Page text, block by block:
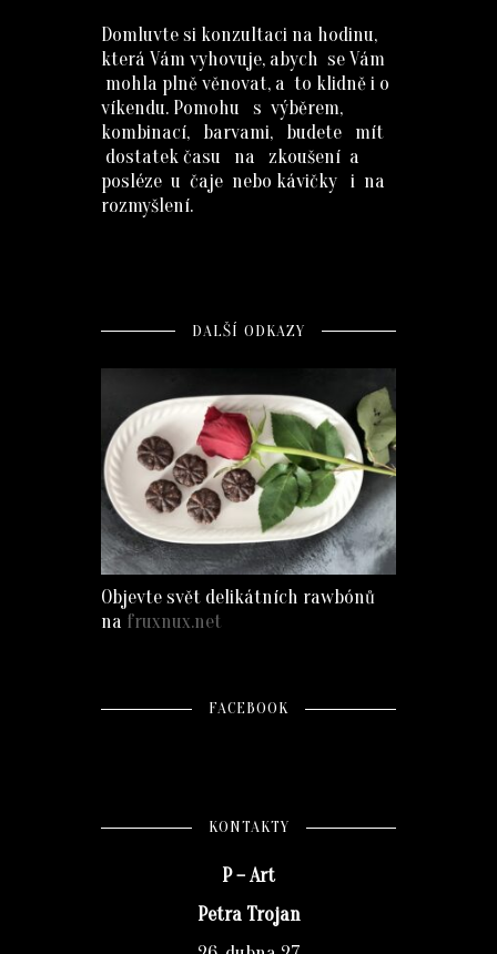
Domluvte si konzultaci na hodinu,
která Vám vyhovuje, abych se Vám
mohla plně věnovat, a to klidně i o
víkendu. Pomohu s výběrem,
kombinací, barvami, budete mít
dostatek času na zkoušení a
posléze u čaje nebo kávičky i na
rozmyšlení.
DALŠÍ ODKAZY
Objevte svět delikátních rawbónů
na fruxnux.net
FACEBOOK
KONTAKTY
P – Art
Petra Trojan